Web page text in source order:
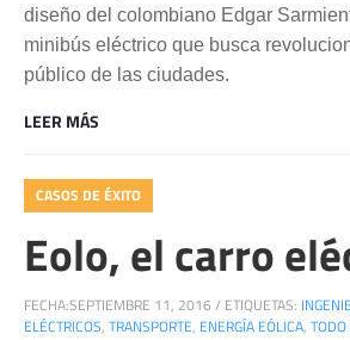
diseño del colombiano Edgar
minibús eléctrico que busca
público de las ciudades.
LEER MÁS
CASOS DE ÉXITO
Eolo, el carro
FECHA:SEPTIEMBRE 11, 2016 / ETIQUETAS:
ELÉCTRICOS, TRANSPORTE, ENERGÍA EÓLICA,